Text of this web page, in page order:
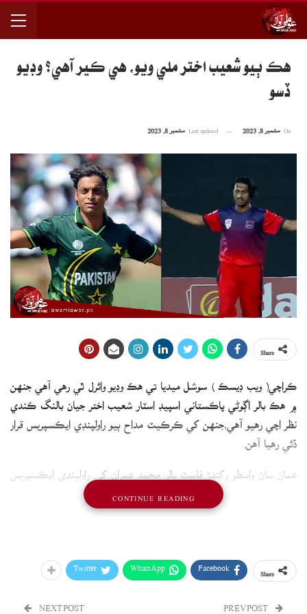
هڪ ٻيو شعيب اختر ملي ويو، هي ڪير آهي؟ وڊيو
ڏسو
ڪراچي( ويب ڊيسڪ ) سوشل ميديا تي هڪ وڊيو وائرل ٿي رهي آهي جنهن
۾ هڪ بالر اڳوڻي پاڪستاني اسپيڊ اسٽار شعيب اختر جيان بالنگ ڪندي
نظر اچي رهيو آهي،جنهن کي ڪرڪيٽ مداح ٻيو راولپنڊي ايڪسپريس قرار
ڏئي رهيا آهن.
عمان سان واسطو رکندڙ فاسٽ بالر محمد عمران کي راولپنڊي ايڪسپريس
شعيب اختر جو همشڪل قرار ڏنو پيو وڃي.
Facebook
WhatsApp
Twitter
NEXT POST